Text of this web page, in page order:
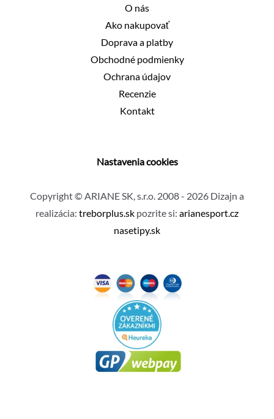
O nás
Ako nakupovať
Doprava a platby
Obchodné podmienky
Ochrana údajov
Recenzie
Kontakt
Nastavenia cookies
Copyright © ARIANE SK, s.r.o. 2008 - 2026 Dizajn a
realizácia: treborplus.sk pozrite si: arianesport.cz
nasetipy.sk